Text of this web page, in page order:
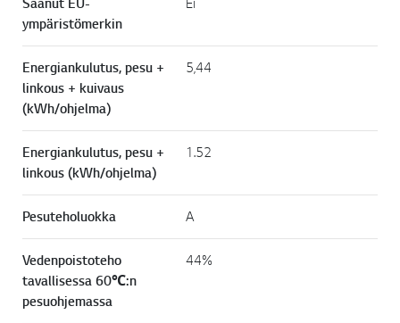
ympäristömerkin
Energiankulutus, pesu +
linkous + kuivaus
(kWh/ohjelma)
5,44
Energiankulutus, pesu +
linkous (kWh/ohjelma)
1.52
Pesuteholuokka A
Vedenpoistoteho
tavallisessa 60℃:n
pesuohjemassa
44%